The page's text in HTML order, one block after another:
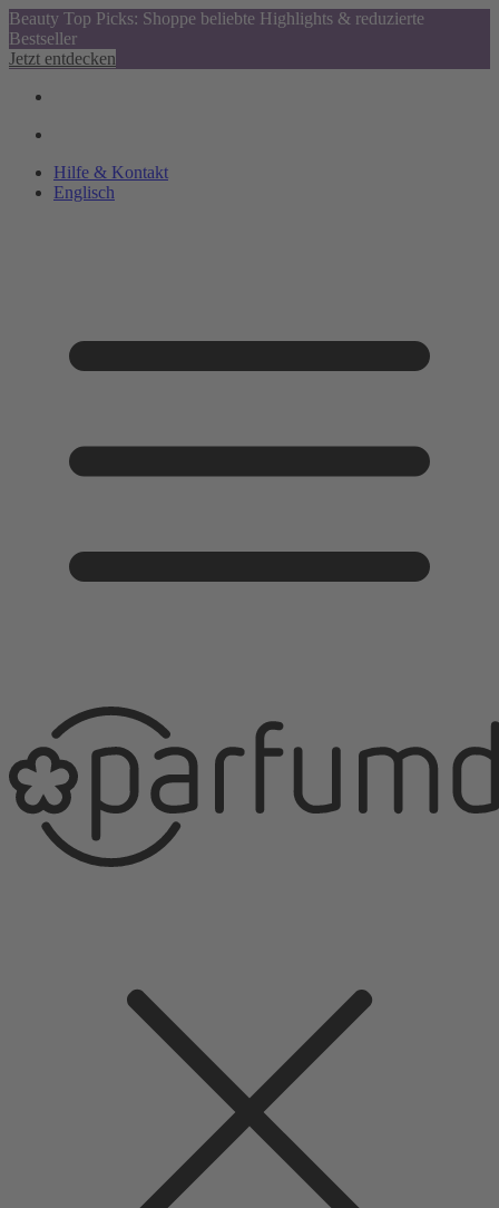
Beauty Top Picks: Shoppe beliebte Highlights & reduzierte
Bestseller
Jetzt entdecken
Hilfe & Kontakt
Englisch